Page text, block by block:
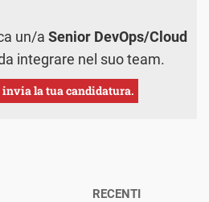
un/a Senior DevOps/Cloud
integrare nel suo team.
invia la tua candidatura.
RECENTI